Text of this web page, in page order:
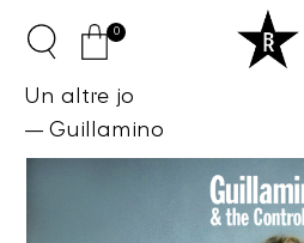
0
Un altre jo
Guillamino